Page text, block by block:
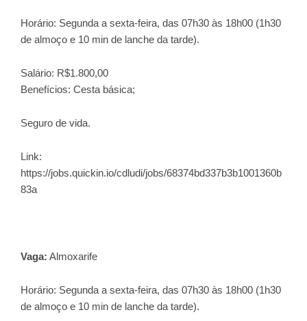
Horário: Segunda a sexta-feira, das 07h30 às 18h00 (1h30
de almoço e 10 min de lanche da tarde).
Salário: R$1.800,00
Benefícios: Cesta básica;
Seguro de vida.
Link:
https://jobs.quickin.io/cdludi/jobs/68374bd337b3b1001360b
83a
Vaga: Almoxarife
Horário: Segunda a sexta-feira, das 07h30 às 18h00 (1h30
de almoço e 10 min de lanche da tarde).